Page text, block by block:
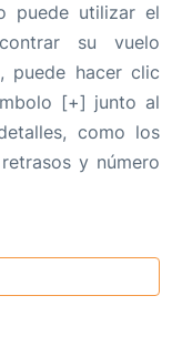
puede utilizar el
su vuelo
puede hacer clic
[+] junto al
como los
y número